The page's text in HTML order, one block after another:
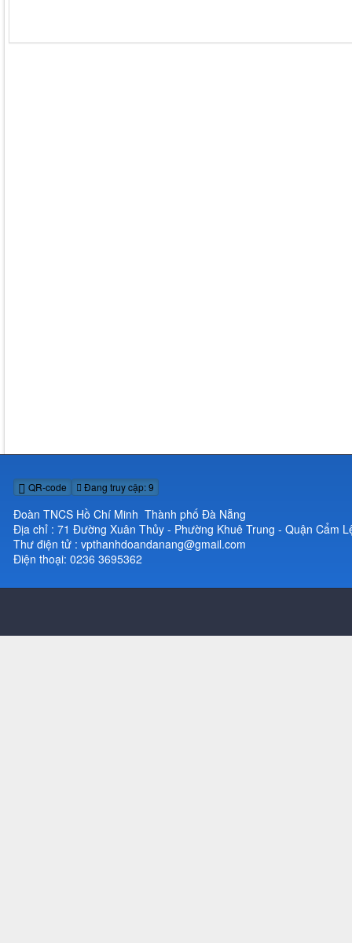
QR-code Đang truy cập: 9
Đoàn TNCS Hồ Chí Minh Thành phố Đà Nẵng
Địa chỉ : 71 Đường Xuân Thủy - Phường Khuê Trung - Quận Cẩm
Thư điện tử : vpthanhdoandanang@gmail.com
Điện thoại: 0236 3695362